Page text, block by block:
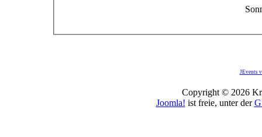
JEvents
Copyright © 2026
Joomla! ist freie, unter der